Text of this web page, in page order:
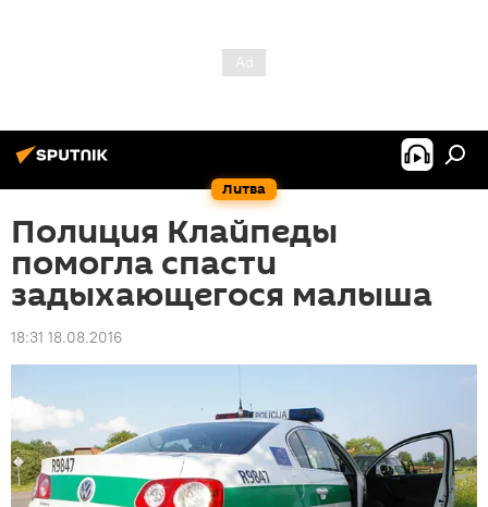
Литва
Полиция Клайпеды
помогла спасти
задыхающегося малыша
18:31 18.08.2016